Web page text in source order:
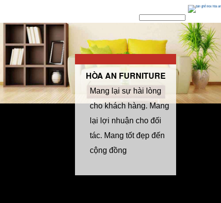
HÒA AN FURNITURE
Mang lại sự hài lòng
cho khách hàng. Mang
lại lợi nhuận cho đối
tác. Mang tốt đẹp đến
cộng đồng